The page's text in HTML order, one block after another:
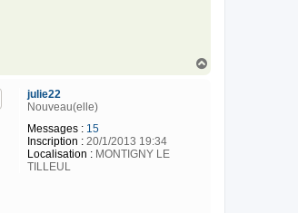
julie22
Nouveau(elle)
Messages : 15
Inscription : 20/1/2013 19:34
Localisation : MONTIGNY LE
TILLEUL